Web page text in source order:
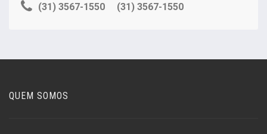
(31) 3567-1550 (31) 3567-1550
QUEM SOMOS